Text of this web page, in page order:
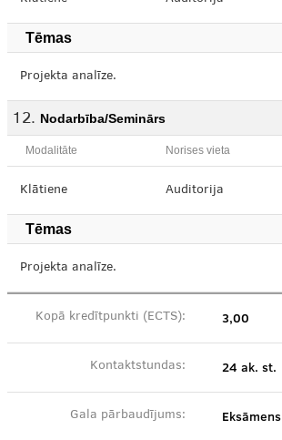
Tēmas
Projekta analīze.
Nodarbība/Seminārs
Modalitāte Norises vieta
Klātiene Auditorija
Tēmas
Projekta analīze.
Kopā kredītpunkti (ECTS): 3,00
Kontaktstundas: 24 ak. st.
Gala pārbaudījums: Eksāmens